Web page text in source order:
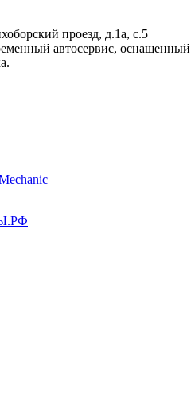
проезд, д.1а, с.5
автосервис,